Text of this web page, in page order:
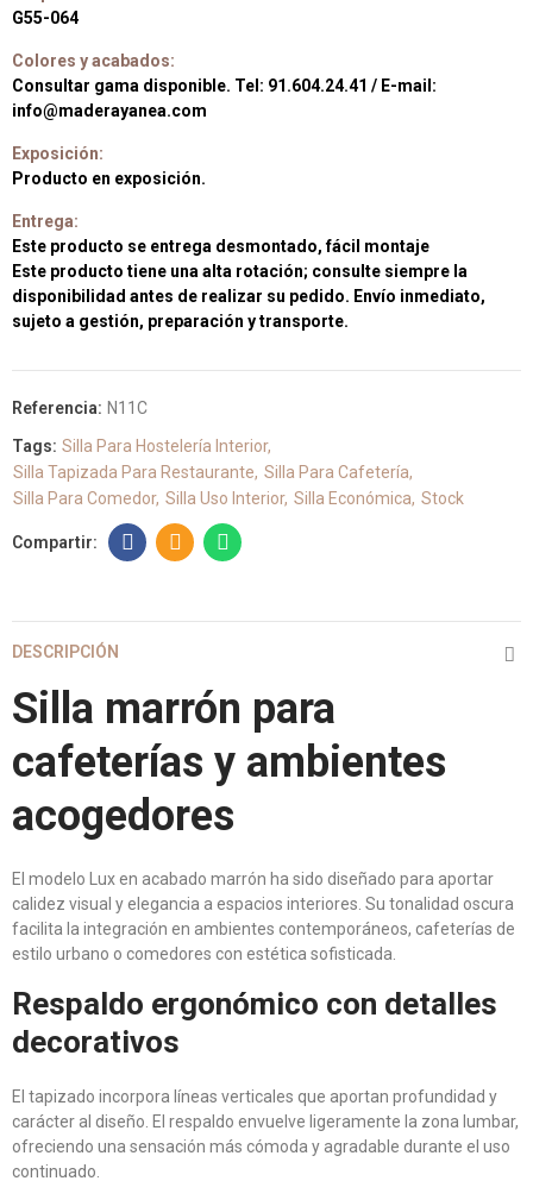
G55-064
Colores y acabados:
Consultar gama disponible. Tel: 91.604.24.41 / E-mail:
info@maderayanea.com
Exposición:
Producto en exposición.
Entrega:
Este producto se entrega desmontado, fácil montaje
Este producto tiene una alta rotación; consulte siempre la
disponibilidad antes de realizar su pedido. Envío inmediato,
sujeto a gestión, preparación y transporte.
Referencia: N11C
Tags: Silla Para Hostelería Interior
Silla Tapizada Para Restaurante Silla Para Cafetería
Silla Para Comedor Silla Uso Interior Silla Económica Stock
DESCRIPCIÓN
Silla marrón para
cafeterías y ambientes
acogedores
El modelo Lux en acabado marrón ha sido diseñado para aportar
calidez visual y elegancia a espacios interiores. Su tonalidad oscura
facilita la integración en ambientes contemporáneos, cafeterías de
estilo urbano o comedores con estética sofisticada.
Respaldo ergonómico con detalles
decorativos
El tapizado incorpora líneas verticales que aportan profundidad y
carácter al diseño. El respaldo envuelve ligeramente la zona lumbar,
ofreciendo una sensación más cómoda y agradable durante el uso
continuado.